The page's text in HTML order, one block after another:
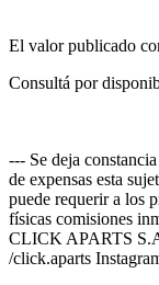
El valor publicado
Consultá por
--- Se deja
de expensas esta
puede requerir a los
físicas comisiones
CLICK APARTS
/click.aparts